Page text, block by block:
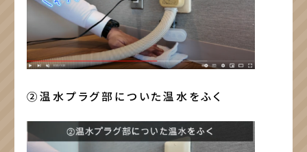
②温水プラグ部についた温水をふく